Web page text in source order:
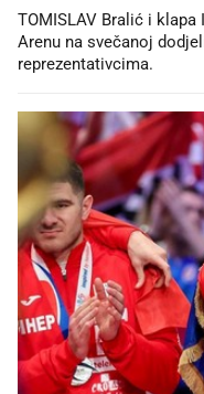
TOMISLAV Bralić i
Arenu na svečanoj
reprezentativcima.